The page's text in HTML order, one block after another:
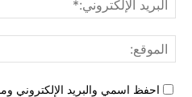
احفظ اسمي والبريد الإلكتروني